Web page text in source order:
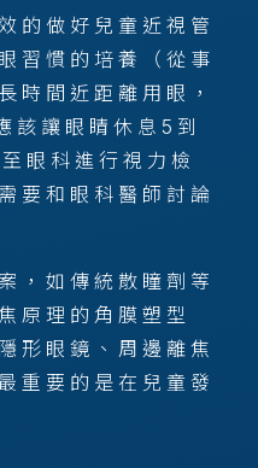
的做好兒童近視管
習慣的培養（從事
時間近距離用眼，
讓眼睛休息5到
眼科進行視力檢
要和眼科醫師討論
，如傳統散瞳劑等
原理的角膜塑型
形眼鏡、周邊離焦
重要的是在兒童發